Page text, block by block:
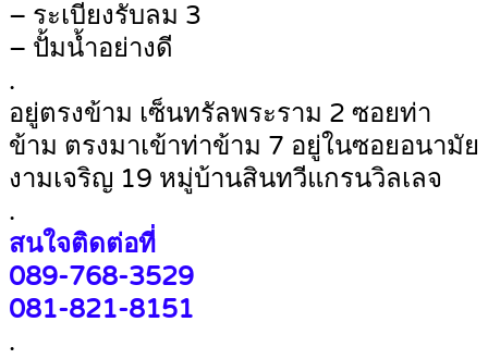
– ระเบียงรับลม 3
– ปั้มน้ำอย่างดี
.
อยู่ตรงข้าม เซ็นทรัลพระราม 2 ซอยท่า
ข้าม ตรงมาเข้าท่าข้าม 7 อยู่ในซอยอนามัย
งามเจริญ 19 หมู่บ้านสินทวีแกรนวิลเลจ
.
สนใจติดต่อที่
089-768-3529
081-821-8151
.